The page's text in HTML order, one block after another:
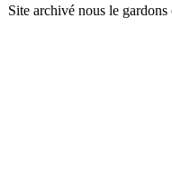
Site archivé nous le